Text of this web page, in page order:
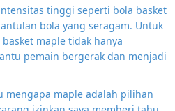
tinggi seperti bola basket
bola yang seragam. Untuk
maple tidak hanya
pemain bergerak dan menjadi
mengapa maple adalah pilihan